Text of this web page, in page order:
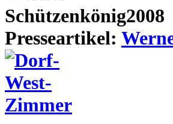
Presseartikel: